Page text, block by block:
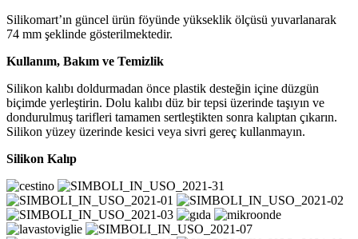
Silikomart’ın güncel ürün föyünde yükseklik ölçüsü yuvarlanarak
74 mm şeklinde gösterilmektedir.
Kullanım, Bakım ve Temizlik
Silikon kalıbı doldurmadan önce plastik desteğin içine düzgün
biçimde yerleştirin. Dolu kalıbı düz bir tepsi üzerinde taşıyın ve
dondurulmuş tarifleri tamamen sertleştikten sonra kalıptan çıkarın.
Silikon yüzey üzerinde kesici veya sivri gereç kullanmayın.
Silikon Kalıp